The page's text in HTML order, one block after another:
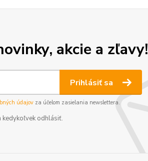
akcie a zľavy!
Prihlásiť sa
údajovza účelom zasielania newslettera.
kedykoľvek odhlásiť.